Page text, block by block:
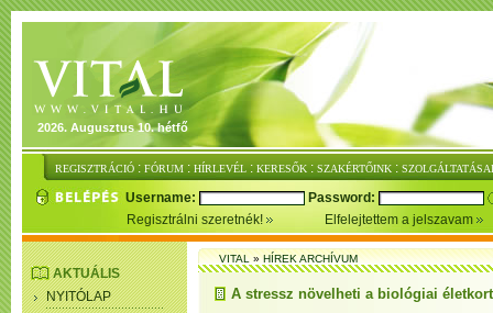
2026. Augusztus 10. hétfő
REGISZTRÁCIÓ : FÓRUM : HÍRLEVÉL : KERESŐK : SZAKÉRTŐINK :
Username:
Password:
Regisztrálni szeretnék!
Elfelejtettem a jelszavam
AKTUÁLIS
NYITÓLAP
VITAL»HÍREK ARCHÍVUM
A stressz növelheti a biológiai életkort